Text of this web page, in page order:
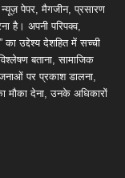
न्यूज़ पेपर, मैगजीन, प्रसारण
है। अपनी परिपक्व,
उद्देश्य देशहित में सच्ची
बताना, सामाजिक
पर प्रकाश डालना,
मौका देना, उनके अधिकारों